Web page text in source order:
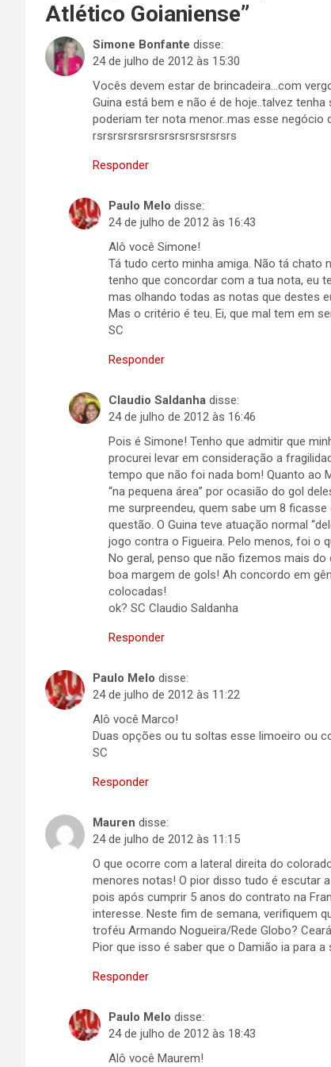
Atlético Goianiense”
Simone Bonfante disse:
24 de julho de 2012 às 15:30
Vocês devem estar de brincadeira…com
Guina está bem e não é de hoje..talvez
poderiam ter nota menor..mas esse negócio
rsrsrsrsrsrsrsrsrsrsrsrsrsrs
Responder
Paulo Melo disse:
24 de julho de 2012 às 16:43
Alô você Simone!
Tá tudo certo minha amiga. Não tá chato
tenho que concordar com a tua nota, eu
mas olhando todas as notas que destes
Mas o critério é teu. Ei, que mal tem em
SC
Responder
Claudio Saldanha disse:
24 de julho de 2012 às 16:46
Pois é Simone! Tenho que admitir que
procurei levar em consideração a
tempo que não foi nada bom! Quanto ao
“na pequena área” por ocasião do gol
me surpreendeu, quem sabe um 8
questão. O Guina teve atuação normal
jogo contra o Figueira. Pelo menos, foi o
No geral, penso que não fizemos mais
boa margem de gols! Ah concordo em
colocadas!
ok? SC Claudio Saldanha
Responder
Paulo Melo disse:
24 de julho de 2012 às 11:22
Alô você Marco!
Duas opções ou tu soltas esse limoeiro ou
SC
Responder
Mauren disse:
24 de julho de 2012 às 11:15
O que ocorre com a lateral direita do
menores notas! O pior disso tudo é escutar
pois após cumprir 5 anos do contrato na
interesse. Neste fim de semana, verifiquem
troféu Armando Nogueira/Rede Globo?
Pior que isso é saber que o Damião ia para
Responder
Paulo Melo disse:
24 de julho de 2012 às 18:43
Alô você Maurem!